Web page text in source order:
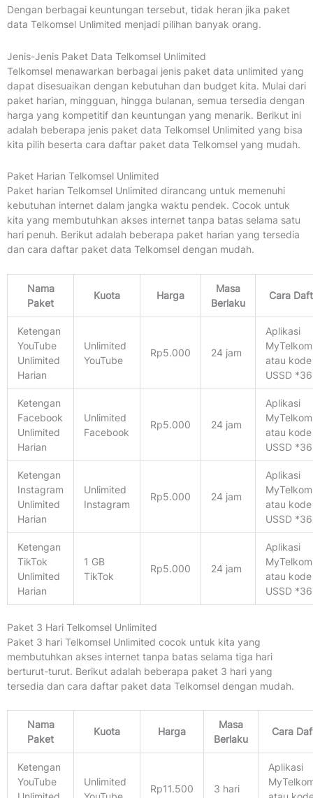
Dengan berbagai keuntungan tersebut, tidak heran jika paket
data Telkomsel Unlimited menjadi pilihan banyak orang.
Jenis-Jenis Paket Data Telkomsel Unlimited
Telkomsel menawarkan berbagai jenis paket data unlimited yang
dapat disesuaikan dengan kebutuhan dan budget kita. Mulai dari
paket harian, mingguan, hingga bulanan, semua tersedia dengan
harga yang kompetitif dan keuntungan yang menarik. Berikut ini
adalah beberapa jenis paket data Telkomsel Unlimited yang bisa
kita pilih beserta cara daftar paket data Telkomsel yang mudah.
Paket Harian Telkomsel Unlimited
Paket harian Telkomsel Unlimited dirancang untuk memenuhi
kebutuhan internet dalam jangka waktu pendek. Cocok untuk
kita yang membutuhkan akses internet tanpa batas selama satu
hari penuh. Berikut adalah beberapa paket harian yang tersedia
dan cara daftar paket data Telkomsel dengan mudah.
Nama
Paket
Kuota Harga
Masa
Berlaku
Cara
Ketengan
YouTube
Unlimited
Harian
Unlimited
YouTube
Rp5.000 24 jam
Aplikasi
atau kode
USSD
Ketengan
Facebook
Unlimited
Harian
Unlimited
Facebook
Rp5.000 24 jam
Aplikasi
atau kode
USSD
Ketengan
Instagram
Unlimited
Harian
Unlimited
Instagram
Rp5.000 24 jam
Aplikasi
atau kode
USSD
Ketengan
TikTok
Unlimited
Harian
1 GB
TikTok
Rp5.000 24 jam
Aplikasi
atau kode
USSD
Paket 3 Hari Telkomsel Unlimited
Paket 3 hari Telkomsel Unlimited cocok untuk kita yang
membutuhkan akses internet tanpa batas selama tiga hari
berturut-turut. Berikut adalah beberapa paket 3 hari yang
tersedia dan cara daftar paket data Telkomsel dengan mudah.
Nama
Paket
Kuota Harga
Masa
Berlaku
Cara
Ketengan
YouTube
Unlimited
Rp11.500 3 hari
Aplikasi